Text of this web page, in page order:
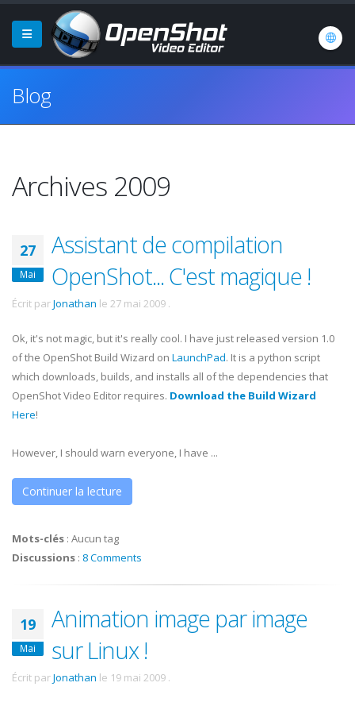
Blog
Archives 2009
27
Mai
Assistant de compilation
OpenShot... C'est magique !
Écrit parJonathan le 27 mai 2009 .
Ok, it's not magic, but it's really cool. I have just released version 1.0
of the OpenShot Build Wizard on LaunchPad. It is a python script
which downloads, builds, and installs all of the dependencies that
OpenShotVideo Editor requires. Download the Build Wizard
Here!
However, I should warn everyone, I have ...
Continuer la lecture
Mots-clés : Aucun tag
Discussions : 8 Comments
19
Mai
Animation image par image
sur Linux !
Écrit parJonathan le 19 mai 2009 .